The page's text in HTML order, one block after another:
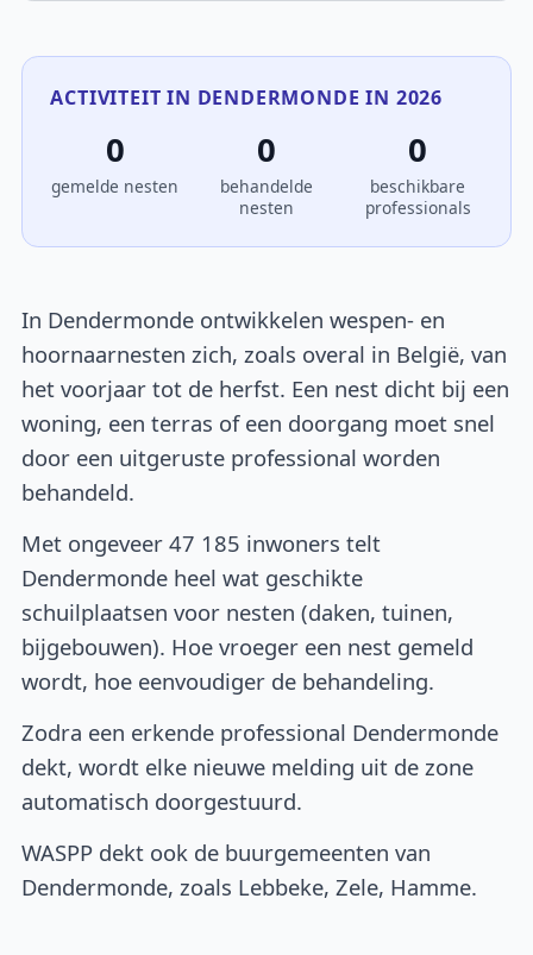
ACTIVITEIT IN DENDERMONDE IN 2026
0
gemelde nesten
0
behandelde
nesten
0
beschikbare
professionals
In Dendermonde ontwikkelen wespen- en
hoornaarnesten zich, zoals overal in België, van
het voorjaar tot de herfst. Een nest dicht bij een
woning, een terras of een doorgang moet snel
door een uitgeruste professional worden
behandeld.
Met ongeveer 47 185 inwoners telt
Dendermonde heel wat geschikte
schuilplaatsen voor nesten (daken, tuinen,
bijgebouwen). Hoe vroeger een nest gemeld
wordt, hoe eenvoudiger de behandeling.
Zodra een erkende professional Dendermonde
dekt, wordt elke nieuwe melding uit de zone
automatisch doorgestuurd.
WASPP dekt ook de buurgemeenten van
Dendermonde, zoals Lebbeke, Zele, Hamme.